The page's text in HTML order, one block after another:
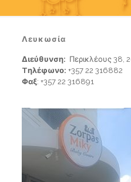
Λευκωσία
Διεύθυνση: Περικλέους 38,
Tηλέφωνο: +357 22 316882
Φαξ: +357 22 316891